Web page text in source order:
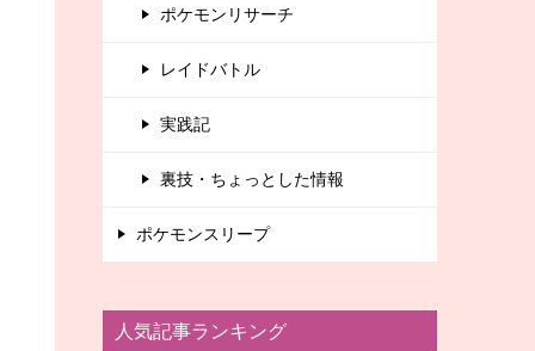
ポケモンリサーチ
レイドバトル
実践記
裏技・ちょっとした情報
ポケモンスリープ
人気記事ランキング